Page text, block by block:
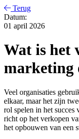
Terug
Datum:
01 april 2026
Wat is het
marketing
Veel organisaties
elkaar, maar het zijn
rol spelen in het succes
richt op het verkopen
het opbouwen van een